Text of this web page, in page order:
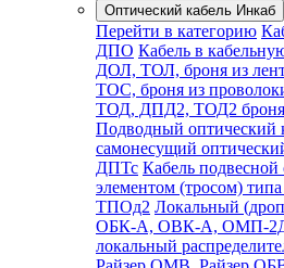
Оптический кабель Инкаб
Перейти в категорию
ДПО Кабель в
ДОЛ, ТОЛ, броня из
ТОС, броня из
ТОД, ДПД2, ТОД2 броня
Подводный оптический
самонесущий
ДПТс Кабель
элементом (тросом)
ТПОд2 Локальный
ОБК-А, ОВК-А, ОМП-
локальный